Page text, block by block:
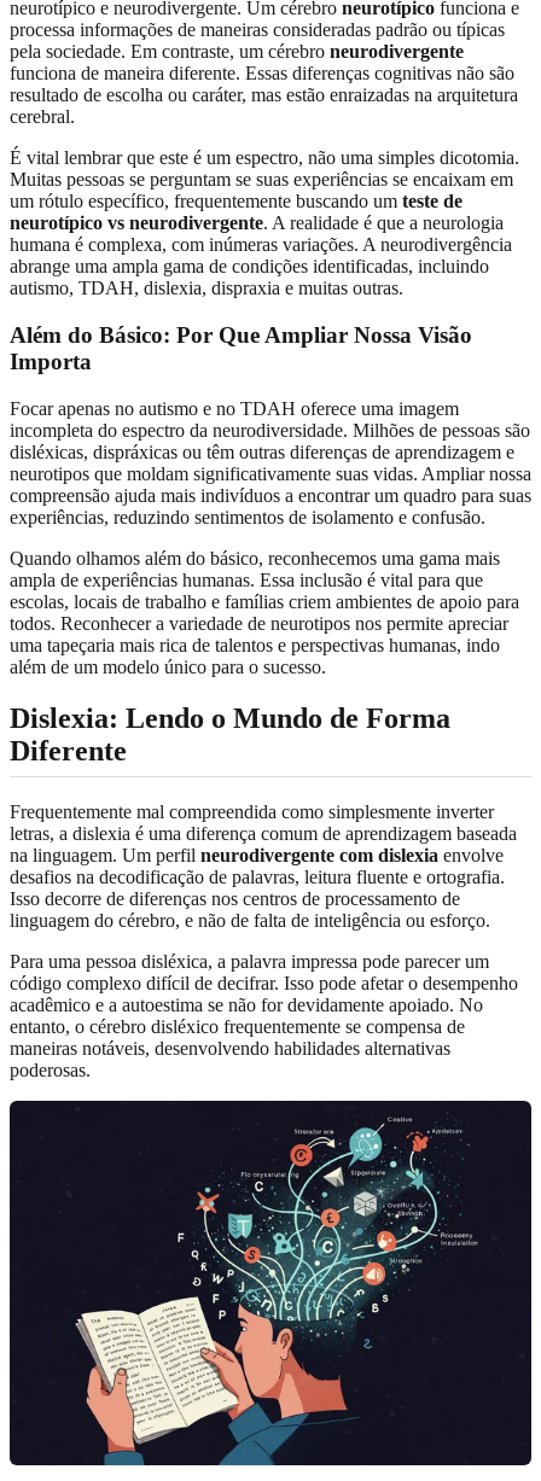
neurotípico e neurodivergente. Um cérebro neurotípico funciona e
processa informações de maneiras consideradas padrão ou típicas
pela sociedade. Em contraste, um cérebro neurodivergente
funciona de maneira diferente. Essas diferenças cognitivas não são
resultado de escolha ou caráter, mas estão enraizadas na arquitetura
cerebral.
É vital lembrar que este é um espectro, não uma simples dicotomia.
Muitas pessoas se perguntam se suas experiências se encaixam em
um rótulo específico, frequentemente buscando um teste de
neurotípico vs neurodivergente. A realidade é que a neurologia
humana é complexa, com inúmeras variações. A neurodivergência
abrange uma ampla gama de condições identificadas, incluindo
autismo, TDAH, dislexia, dispraxia e muitas outras.
Além do Básico: Por Que Ampliar Nossa Visão
Importa
Focar apenas no autismo e no TDAH oferece uma imagem
incompleta do espectro da neurodiversidade. Milhões de pessoas são
disléxicas, dispráxicas ou têm outras diferenças de aprendizagem e
neurotipos que moldam significativamente suas vidas. Ampliar nossa
compreensão ajuda mais indivíduos a encontrar um quadro para suas
experiências, reduzindo sentimentos de isolamento e confusão.
Quando olhamos além do básico, reconhecemos uma gama mais
ampla de experiências humanas. Essa inclusão é vital para que
escolas, locais de trabalho e famílias criem ambientes de apoio para
todos. Reconhecer a variedade de neurotipos nos permite apreciar
uma tapeçaria mais rica de talentos e perspectivas humanas, indo
além de um modelo único para o sucesso.
Dislexia: Lendo o Mundo de Forma
Diferente
Frequentemente mal compreendida como simplesmente inverter
letras, a dislexia é uma diferença comum de aprendizagem baseada
na linguagem. Um perfil neurodivergente com dislexia envolve
desafios na decodificação de palavras, leitura fluente e ortografia.
Isso decorre de diferenças nos centros de processamento de
linguagem do cérebro, e não de falta de inteligência ou esforço.
Para uma pessoa disléxica, a palavra impressa pode parecer um
código complexo difícil de decifrar. Isso pode afetar o desempenho
acadêmico e a autoestima se não for devidamente apoiado. No
entanto, o cérebro disléxico frequentemente se compensa de
maneiras notáveis, desenvolvendo habilidades alternativas
poderosas.